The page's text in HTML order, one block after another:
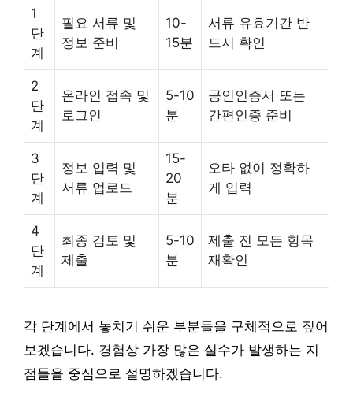
1
단
계
필요 서류 및
정보 준비
10-
15분
서류 유효기간 반
드시 확인
2
단
계
온라인 접속 및
로그인
5-10
분
공인인증서 또는
간편인증 준비
3
단
계
정보 입력 및
서류 업로드
15-
20
분
오타 없이 정확하
게 입력
4
단
계
최종 검토 및
제출
5-10
분
제출 전 모든 항목
재확인
각 단계에서 놓치기 쉬운 부분들을 구체적으로 짚어
보겠습니다. 경험상 가장 많은 실수가 발생하는 지
점들을 중심으로 설명하겠습니다.